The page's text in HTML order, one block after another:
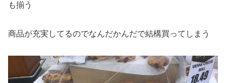
も揃う
商品が充実してるのでなんだかんだで結構買ってしまう